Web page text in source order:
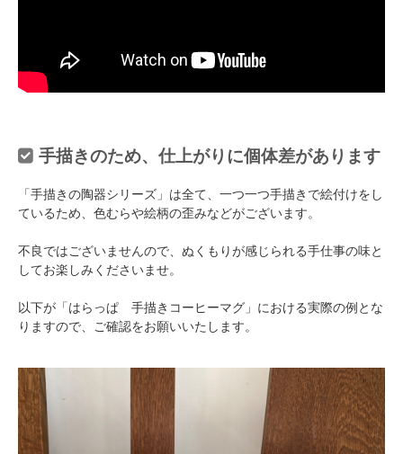
手描きのため、仕上がりに個体差があります
「手描きの陶器シリーズ」は全て、一つ一つ手描きで絵付けをし
ているため、色むらや絵柄の歪みなどがございます。
不良ではございませんので、ぬくもりが感じられる手仕事の味と
してお楽しみくださいませ。
以下が「はらっぱ 手描きコーヒーマグ」における実際の例とな
りますので、ご確認をお願いいたします。